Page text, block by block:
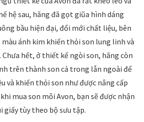
hệ sau, hãng đã gọt giũa hình dáng
bầu hiện đại, đổi mới chất liệu, bên
ánh kim khiến thỏi son lung linh và
Chưa hết, ở thiết kế ngòi son, hãng còn
trên thành son cả trong lẫn ngoài để
và khiến thỏi son như được nâng cấp
mua son môi Avon, bạn sẽ được nhận
giấy tùy theo bộ sưu tập.